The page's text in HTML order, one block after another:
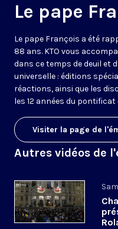
Le pape
Le pape François a été
88 ans. KTO vous
dans ce temps de deuil et
universelle : éditions
réactions, ainsi que les
les 12 années du pontificat
Visiter la page de
Autres vidéos de